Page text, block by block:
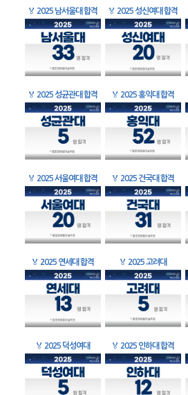
🏅 2025 남서울대 합격 🏅 2025 성신여대 합격
🏅 2025 성균관대 합격 🏅 2025 홍익대 합격
🏅 2025 서울여대 합격 🏅 2025 건국대 합격
🏅 2025 연세대 합격 🏅 2025 고려대
🏅 2025 덕성여대 🏅 2025 인하대 합격